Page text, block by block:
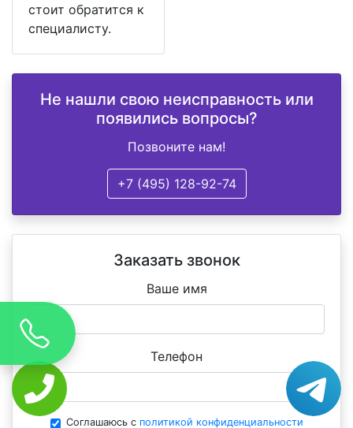
стоит обратится к
специалисту.
Не нашли свою неисправность или
появились вопросы?
Позвоните нам!
+7 (495) 128-92-74
Заказать звонок
Ваше имя
Телефон
Соглашаюсь с политикой конфиденциальности